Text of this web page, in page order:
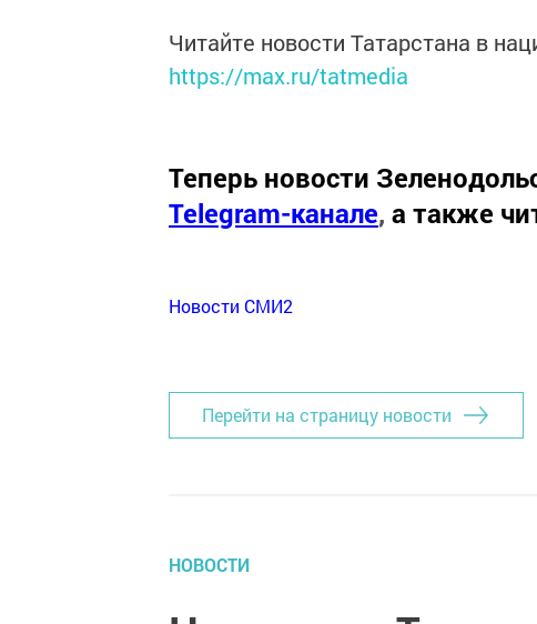
Читайте новости Татарстана в
https://max.ru/tatmedia
Теперь новости
Telegram-канале, а также
Новости СМИ2
Перейти на страницу новости
НОВОСТИ